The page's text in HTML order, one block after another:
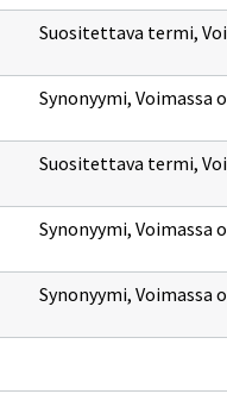
Suositettava termi,
Synonyymi, Voimassa
Suositettava termi,
Synonyymi, Voimassa
Synonyymi, Voimassa